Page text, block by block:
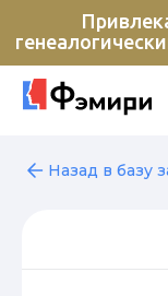
Назад в базу